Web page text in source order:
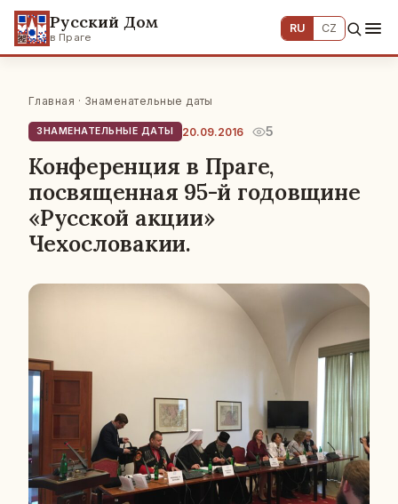
Русский Дом
в Праге
RU CZ
Главная · Знаменательные даты
ЗНАМЕНАТЕЛЬНЫЕ ДАТЫ 20.09.2016 5
Конференция в Праге,
посвященная 95-й годовщине
«Русской акции»
Чехословакии.